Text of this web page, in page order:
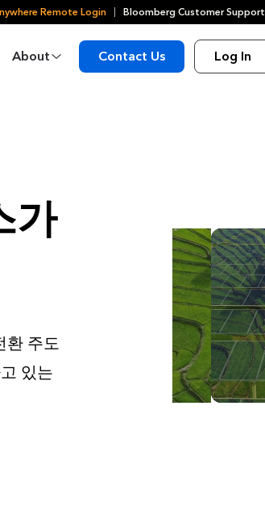
Remote Login Bloomberg Customer Support
About Contact Us Log In
가
환 주도
있는